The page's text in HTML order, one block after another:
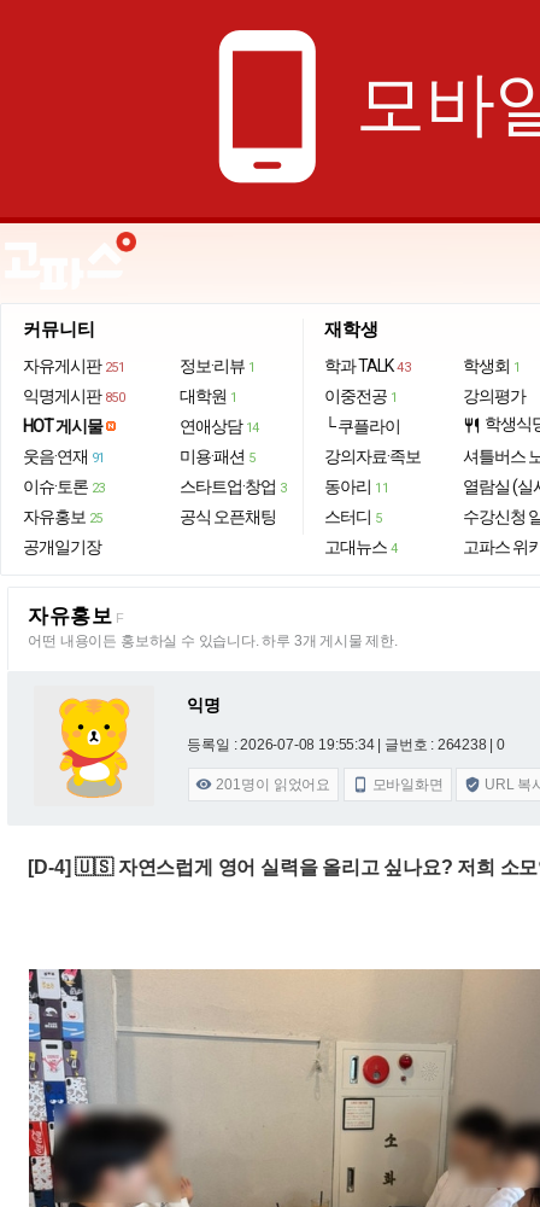
phone_android 모바
커뮤니티
자유게시판 251
익명게시판 850
HOT 게시물
웃음·연재 91
이슈·토론 23
자유홍보 25
공개일기장
정보·리뷰 1
대학원 1
연애상담 14
미용·패션 5
스타트업·창업 3
공식 오픈채팅
재학생
학과 TALK 43
이중전공 1
└ 쿠플라이
강의자료·족보
동아리 11
스터디 5
고대뉴스 4
학생회 1
강의평가
restaurant 학생식
셔틀버스
열람실 (실
수강신청
고파스 위
자유홍보 F
어떤 내용이든 홍보하실 수 있습니다. 하루 3개 게시물 제한.
익명
등록일 : 2026-07-08 19:55:34 | 글번호 : 264238 | 0
 201명이 읽었어요  모바일화면  URL 복
[D-4] 🇺🇸 자연스럽게 영어 실력을 올리고 싶나요? 저희 소